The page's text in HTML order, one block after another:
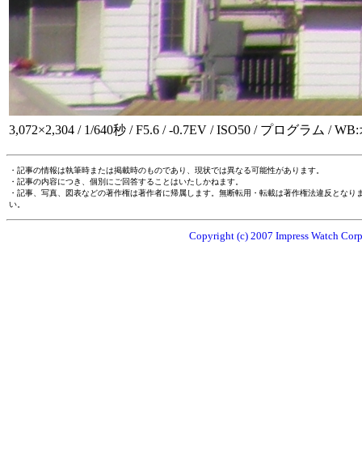
3,072×2,304 / 1/640秒 / F5.6 / -0.7EV / ISO50 / プログラム /
・記事の情報は執筆時または掲載時のものであり、現状では異なる可能性があります。
・記事の内容につき、個別にご回答することはいたしかねます。
・記事、写真、図表などの著作権は著作者に帰属します。無断転用・転載は著作権法違反とな
い。
Copyright (c) 2007 Impress Watch